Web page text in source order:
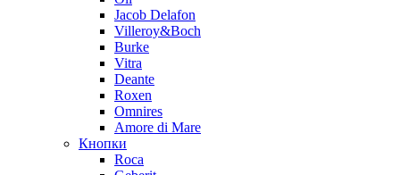
Jacob Delafon
Villeroy&Boch
Burke
Vitra
Deante
Roxen
Omnires
Amore di Mare
Кнопки
Roca